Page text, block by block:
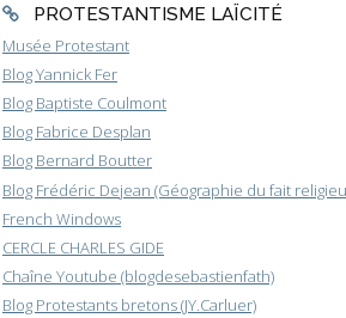
PROTESTANTISME LAÏCITÉ
Musée Protestant
Blog Yannick Fer
Blog Baptiste Coulmont
Blog Fabrice Desplan
Blog Bernard Boutter
Blog Frédéric Dejean (Géographie du fait
French Windows
CERCLE CHARLES GIDE
Chaîne Youtube (blogdesebastienfath)
Blog Protestants bretons (JY.Carluer)